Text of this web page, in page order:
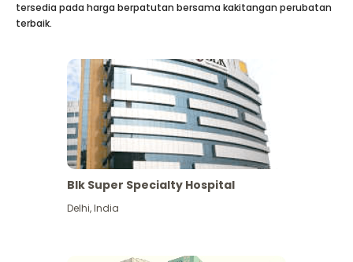
tersedia pada harga berpatutan bersama kakitangan perubatan
terbaik.
Blk Super Specialty Hospital
Delhi,India